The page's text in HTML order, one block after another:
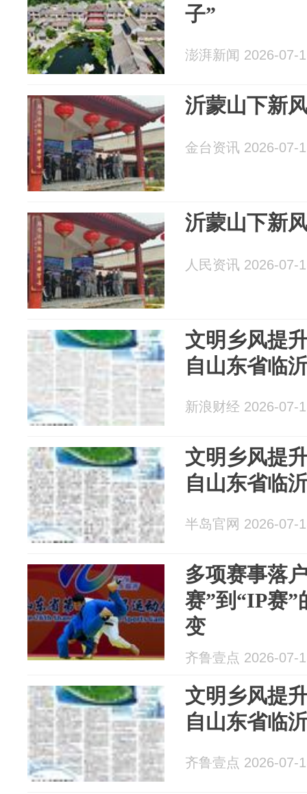
子”
澎湃新闻 2026-07-
沂蒙山下新
金台资讯 2026-07-
沂蒙山下新
人民资讯 2026-07-
文明乡风提
自山东省临
新浪财经 2026-07-
文明乡风提
自山东省临
半岛官网 2026-07-
多项赛事落
赛”到“IP赛”
变
齐鲁壹点 2026-07-
文明乡风提
自山东省临
齐鲁壹点 2026-07-